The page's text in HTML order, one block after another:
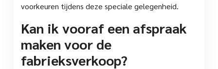
voorkeuren tijdens deze speciale gelegenheid.
Kan ik vooraf een afspraak
maken voor de
fabrieksverkoop?